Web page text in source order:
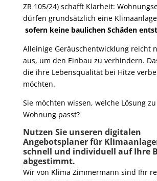
ZR 105/24) schafft Klarheit:
dürfen grundsätzlich eine
sofern keine baulichen Schäden
Alleinige Geräuschentwicklung reicht
aus, um den Einbau zu verhindern.
die ihre Lebensqualität bei Hitze
möchten.
Sie möchten wissen, welche Lösung
Wohnung passt?
Nutzen Sie unseren digitalen
Angebotsplaner für
schnell und individuell auf Ihre
abgestimmt.
Wir von Klima Zimmermann sind Ihr